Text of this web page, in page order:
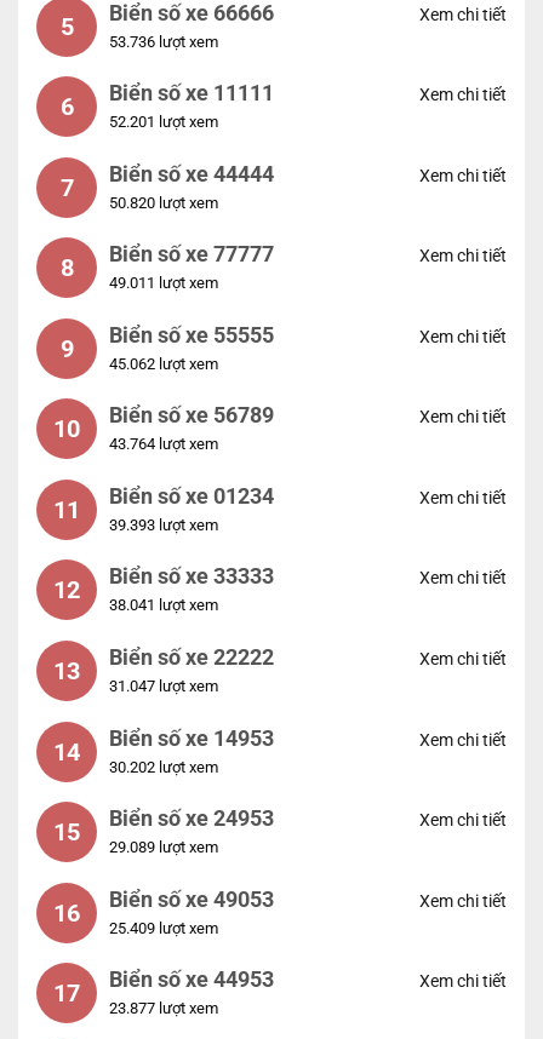
5 Biển số xe 66666
53.736 lượt xem
Xem chi tiết
6 Biển số xe 11111
52.201 lượt xem
Xem chi tiết
7 Biển số xe 44444
50.820 lượt xem
Xem chi tiết
8 Biển số xe 77777
49.011 lượt xem
Xem chi tiết
9 Biển số xe 55555
45.062 lượt xem
Xem chi tiết
10 Biển số xe 56789
43.764 lượt xem
Xem chi tiết
11 Biển số xe 01234
39.393 lượt xem
Xem chi tiết
12 Biển số xe 33333
38.041 lượt xem
Xem chi tiết
13 Biển số xe 22222
31.047 lượt xem
Xem chi tiết
14 Biển số xe 14953
30.202 lượt xem
Xem chi tiết
15 Biển số xe 24953
29.089 lượt xem
Xem chi tiết
16 Biển số xe 49053
25.409 lượt xem
Xem chi tiết
17 Biển số xe 44953
23.877 lượt xem
Xem chi tiết